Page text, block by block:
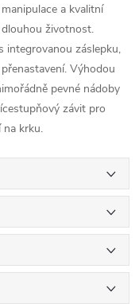
a kvalitní
životnost.
integrovanou záslepku,
Výhodou
pevné nádoby
závit pro
na krku.